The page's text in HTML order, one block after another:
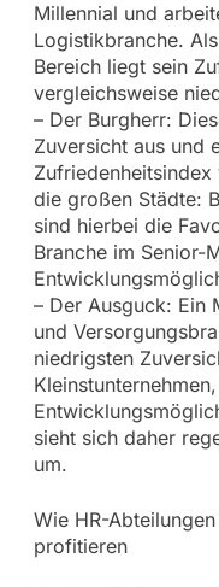
Millennial und
Logistikbranche.
Bereich liegt sein
vergleichsweise
– Der Burgherr:
Zuversicht aus und
die großen Städte:
sind hierbei die
Branche im Senior-
– Der Ausguck: Ein
und
niedrigsten
sieht sich daher
um.
Wie HR-
profitieren